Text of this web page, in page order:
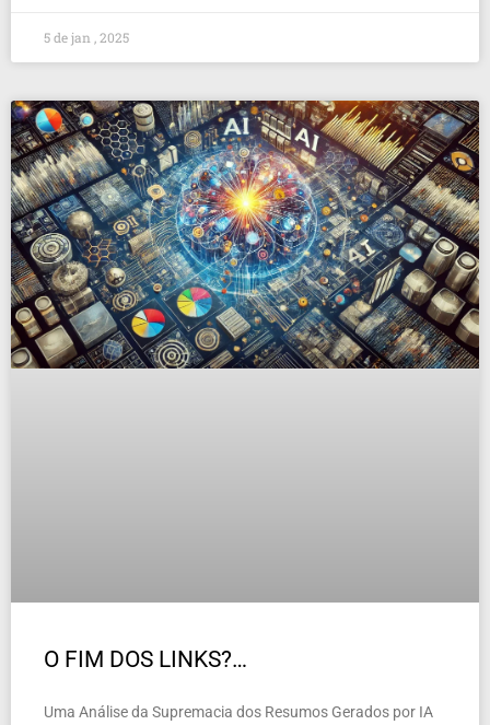
5 de jan , 2025
O FIM DOS LINKS?…
Uma Análise da Supremacia dos Resumos Gerados por IA